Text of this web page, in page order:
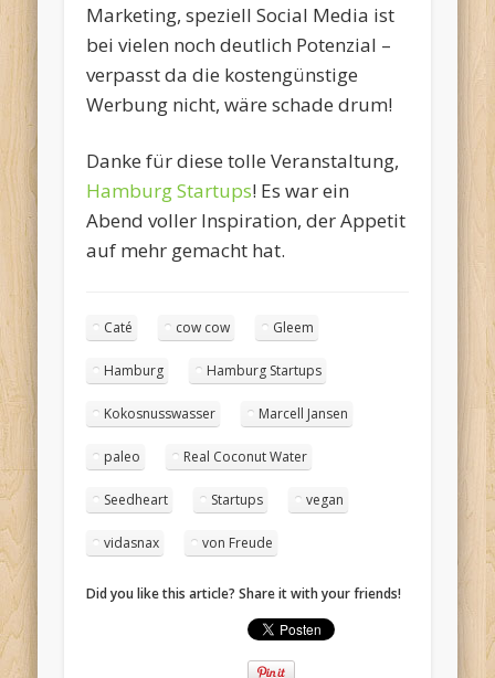
Marketing, speziell Social Media ist
bei vielen noch deutlich Potenzial –
verpasst da die kostengünstige
Werbung nicht, wäre schade drum!
Danke für diese tolle Veranstaltung,
Hamburg Startups! Es war ein
Abend voller Inspiration, der Appetit
auf mehr gemacht hat.
Caté cow cow Gleem
Hamburg Hamburg Startups
Kokosnusswasser Marcell Jansen
paleo Real Coconut Water
Seedheart Startups vegan
vidasnax von Freude
Did you like this article? Share it with your friends!